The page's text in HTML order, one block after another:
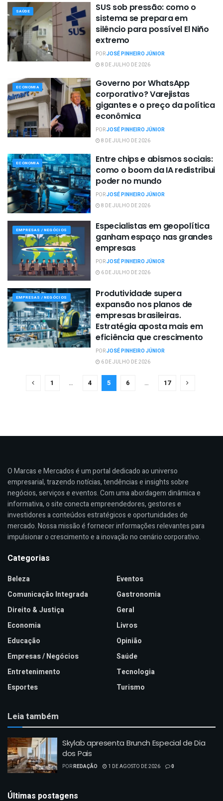
SAÚDE
SUS sob pressão: como o
sistema se prepara em
silêncio para possível El Niño
extremo
PORJOSÉ PINHEIRO JÚNIOR
8 DE JULHO DE 2026
ECONOMIA
Governo por WhatsApp
corporativo? Varejistas
gigantes e o preço da política
econômica
PORJOSÉ PINHEIRO JÚNIOR
8 DE JULHO DE 2026
ECONOMIA
Entre chips e abismos sociais:
como o boom da IA redistribui
poder no mundo
PORJOSÉ PINHEIRO JÚNIOR
8 DE JULHO DE 2026
EMPRESAS / NEGÓCIOS
Especialistas em geopolítica
ganham espaço nas grandes
empresas
PORJOSÉ PINHEIRO JÚNIOR
6 DE JULHO DE 2026
EMPRESAS / NEGÓCIOS
Produtividade supera
expansão nos planos de
empresas brasileiras.
Estratégia aposta mais em
eficiência que crescimento
PORJOSÉ PINHEIRO JÚNIOR
6 DE JULHO DE 2026
1 … 4 5 6 … 17
O Marcas e Mercados é um portal dedicado ao universo
empresarial, trazendo notícias, tendências e insights sobre
negócios, serviços e eventos. Com uma abordagem dinâmica e
informativa, o site conecta empreendedores, gestores e
investidores a conteúdos estratégicos e oportunidades de
mercado. Nossa missão é fornecer informações relevantes para
impulsionar o crescimento e a inovação no cenário corporativo.
Categorias
Beleza
Comunicação Integrada
Direito & Justiça
Economia
Educação
Empresas / Negócios
Entretenimento
Esportes
Eventos
Gastronomia
Geral
Livros
Opinião
Saúde
Tecnologia
Turismo
Leia também
Skylab apresenta Brunch Especial de Dia
dos Pais
PORREDAÇÃO 1 DE AGOSTO DE 2026 0
Últimas postagens